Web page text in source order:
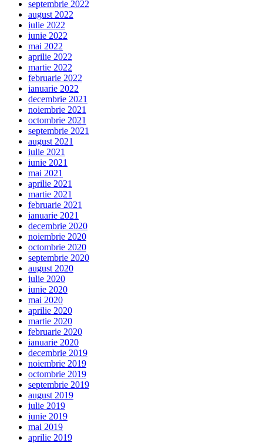
septembrie 2022
august 2022
iulie 2022
iunie 2022
mai 2022
aprilie 2022
martie 2022
februarie 2022
ianuarie 2022
decembrie 2021
noiembrie 2021
octombrie 2021
septembrie 2021
august 2021
iulie 2021
iunie 2021
mai 2021
aprilie 2021
martie 2021
februarie 2021
ianuarie 2021
decembrie 2020
noiembrie 2020
octombrie 2020
septembrie 2020
august 2020
iulie 2020
iunie 2020
mai 2020
aprilie 2020
martie 2020
februarie 2020
ianuarie 2020
decembrie 2019
noiembrie 2019
octombrie 2019
septembrie 2019
august 2019
iulie 2019
iunie 2019
mai 2019
aprilie 2019